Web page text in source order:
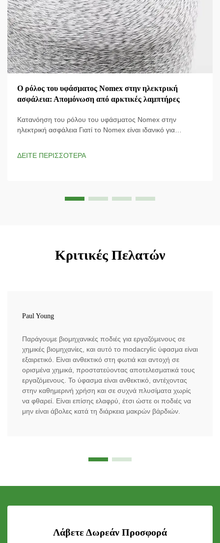
Ο ρόλος του υφάσματος Nomex στην ηλεκτρική
ασφάλεια: Απομόνωση από αρκτικές λαμπτήρες
Κατανόηση του ρόλου του υφάσματος Nomex στην
ηλεκτρική ασφάλεια Γιατί το Nomex είναι ιδανικό για
ΔΕΙΤΕ ΠΕΡΙΣΣΟΤΕΡΑ
Κριτικές Πελατών
Paul Young
Παράγουμε βιομηχανικές ποδιές για εργαζόμενους σε
χημικές βιομηχανίες, και αυτό το modacrylic ύφασμα είναι
εξαιρετικό. Είναι ανθεκτικό στη φωτιά και αντοχή σε
ορισμένα χημικά, προστατεύοντας αποτελεσματικά τους
εργαζόμενους. Το ύφασμα είναι ανθεκτικό, αντέχοντας
στην καθημερινή χρήση και σε συχνά πλυσίματα χωρίς
να φθαρεί. Είναι επίσης ελαφρύ, έτσι ώστε οι ποδιές να
μην είναι άβολες κατά τη διάρκεια μακρών βάρδιών.
Λάβετε Δωρεάν Προσφορά